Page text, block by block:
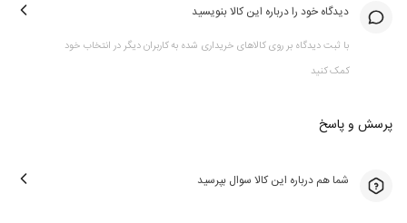
دیدگاه خود را درباره این کالا بنویسید
با ثبت دیدگاه بر روی کالاهای خریداری شده به کاربران دیگر در انتخاب خود
کمک کنید
پرسش و پاسخ
شما هم درباره این کالا سوال بپرسید